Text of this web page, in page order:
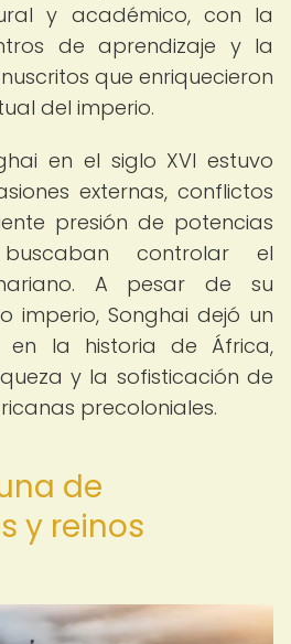
y académico, con la
de aprendizaje y la
que enriquecieron
del imperio.
en el siglo XVI estuvo
externas, conflictos
presión de potencias
controlar el
A pesar de su
imperio, Songhai dejó un
en la historia de África,
y la sofisticación de
precoloniales.
de
y reinos